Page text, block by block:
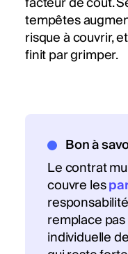
tempêtes
risque à couvrir,
finit par grimper.
Bon à
Le contrat
couvre les
remplace
individuelle